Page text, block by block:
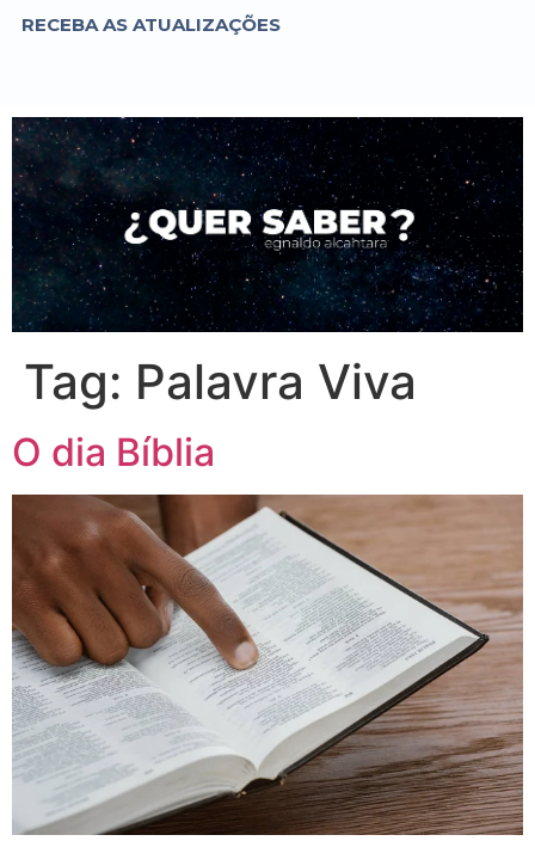
RECEBA AS ATUALIZAÇÕES
Tag: Palavra Viva
O dia Bíblia